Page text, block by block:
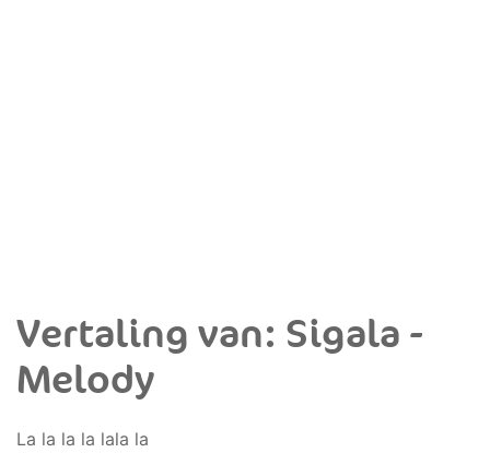
Vertaling van: Sigala -
Melody
La la la la lala la